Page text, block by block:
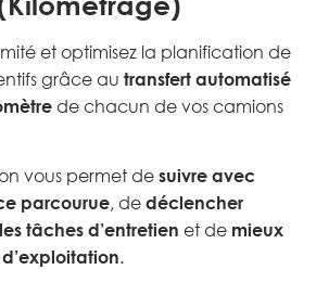
et optimisez la planification de
grâce au transfert automatisé
de chacun de vos camions
vous permet desuivre avec
parcourue, de déclencher
tâches d’entretien et de mieux
.